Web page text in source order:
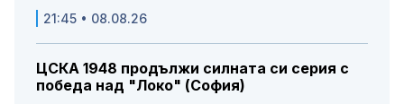
21:45 • 08.08.26
ЦСКА 1948 продължи силната си серия с
победа над "Локо" (София)